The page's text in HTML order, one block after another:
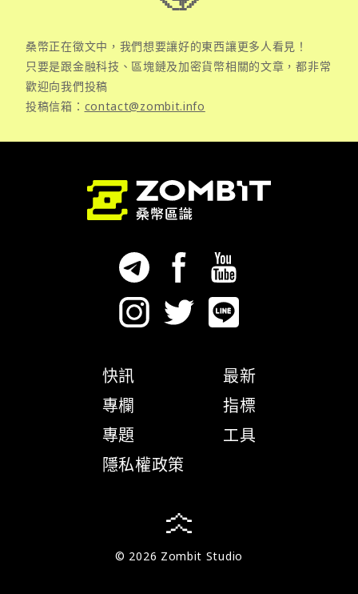
桑幣正在徵文中，我們想要讓好的東西讓更多人看見！
只要是跟金融科技、區塊鏈及加密貨幣相關的文章，都非常
歡迎向我們投稿
投稿信箱： contact@zombit.info
快訊
專欄
專題
隱私權政策
最新
指標
工具
© 2026 Zombit Studio